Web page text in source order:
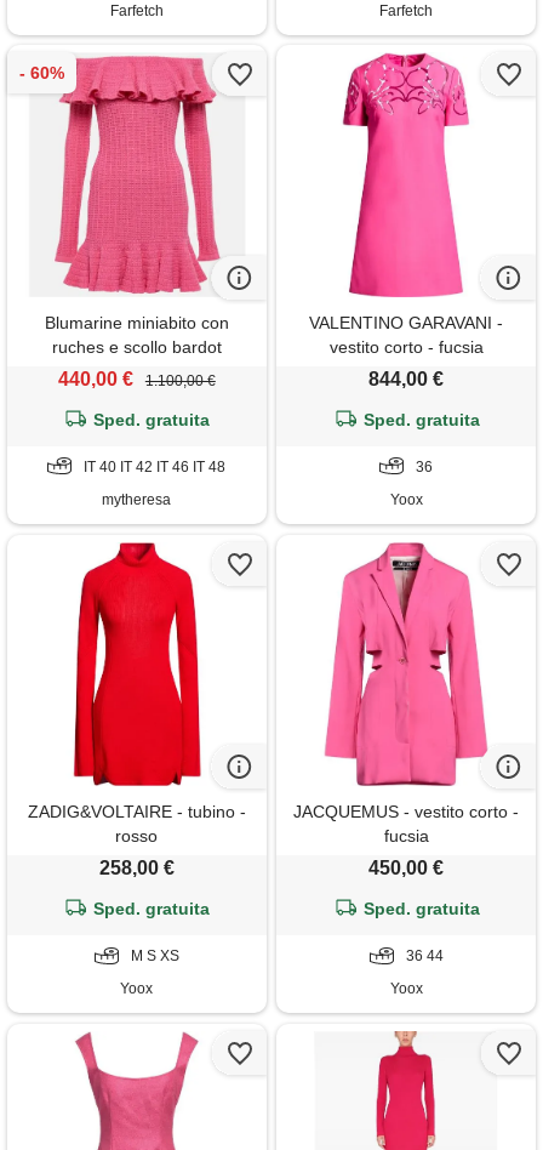
Farfetch
Farfetch
Blumarine miniabito con
ruches e scollo bardot
440,00 € 1.100,00 €
Sped. gratuita
IT 40 IT 42 IT 46 IT 48
mytheresa
VALENTINO GARAVANI -
vestito corto - fucsia
844,00 €
Sped. gratuita
36
Yoox
ZADIG&VOLTAIRE - tubino -
rosso
258,00 €
Sped. gratuita
M S XS
Yoox
JACQUEMUS - vestito corto -
fucsia
450,00 €
Sped. gratuita
36 44
Yoox